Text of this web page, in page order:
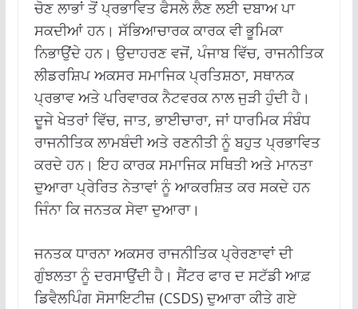
ਚੋਣ ਲਾਭਾਂ ਤੋਂ ਪ੍ਰਭਾਵਿਤ ਫੈਸਲੇ ਲੈਣ ਲਈ ਦਬਾਅ ਪਾ
ਸਕਦੀਆਂ ਹਨ। ਸੱਭਿਆਚਾਰਕ ਕਾਰਕ ਵੀ ਭੂਮਿਕਾ
ਨਿਭਾਉਂਦੇ ਹਨ। ਉਦਾਹਰਣ ਵਜੋਂ, ਪੰਜਾਬ ਵਿੱਚ, ਰਾਜਨੀਤਿਕ
ਲੀਡਰਸ਼ਿਪ ਅਕਸਰ ਸਮਾਜਿਕ ਪ੍ਰਤਿਸ਼ਠਾ, ਸਥਾਨਕ
ਪ੍ਰਭਾਵ ਅਤੇ ਪਰਿਵਾਰਕ ਨੈਟਵਰਕ ਨਾਲ ਜੁੜੀ ਹੁੰਦੀ ਹੈ।
ਦੂਜੇ ਖੇਤਰਾਂ ਵਿੱਚ, ਜਾਤ, ਭਾਈਚਾਰਾ, ਜਾਂ ਧਾਰਮਿਕ ਸੰਬੰਧ
ਰਾਜਨੀਤਿਕ ਲਾਮਬੰਦੀ ਅਤੇ ਰਣਨੀਤੀ ਨੂੰ ਬਹੁਤ ਪ੍ਰਭਾਵਿਤ
ਕਰਦੇ ਹਨ। ਇਹ ਕਾਰਕ ਸਮਾਜਿਕ ਸਥਿਤੀ ਅਤੇ ਮਾਨਤਾ
ਦੁਆਰਾ ਪ੍ਰੇਰਿਤ ਨੇਤਾਵਾਂ ਨੂੰ ਆਕਰਸ਼ਿਤ ਕਰ ਸਕਦੇ ਹਨ
ਜਿੰਨਾ ਕਿ ਜਨਤਕ ਸੇਵਾ ਦੁਆਰਾ।
ਜਨਤਕ ਧਾਰਨਾ ਅਕਸਰ ਰਾਜਨੀਤਿਕ ਪ੍ਰੇਰਣਾਵਾਂ ਦੀ
ਗੁੰਝਲਤਾ ਨੂੰ ਦਰਸਾਉਂਦੀ ਹੈ। ਸੈਂਟਰ ਫਾਰ ਦ ਸਟੱਡੀ ਆਫ਼
ਡਿਵੈਲਪਿੰਗ ਸੋਸਾਇਟੀਜ਼ (CSDS) ਦੁਆਰਾ ਕੀਤੇ ਗਏ